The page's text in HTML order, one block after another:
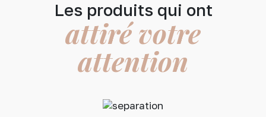
Les produits qui ont
attiré votre
attention